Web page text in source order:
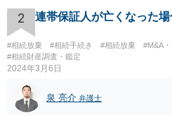
2 連帯保証人が亡くなった場
#相続放棄 #相続手続き #相続放棄 #M&A
#相続財産調査・鑑定
2024年3月6日
泉 亮介 弁護士